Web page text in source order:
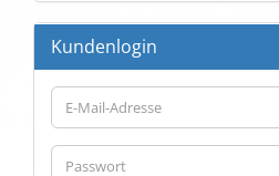
Kundenlogin
E-
Mail-
Adresse
Passwort